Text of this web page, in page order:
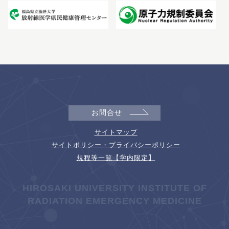
お問合せ
サイトマップ
サイトポリシー・プライバシーポリシー
規程等一覧【学内限定】
HIROSAKI UNIVERSITY INSTITUTE OF
RADIATION EMERGENCY MEDICINE